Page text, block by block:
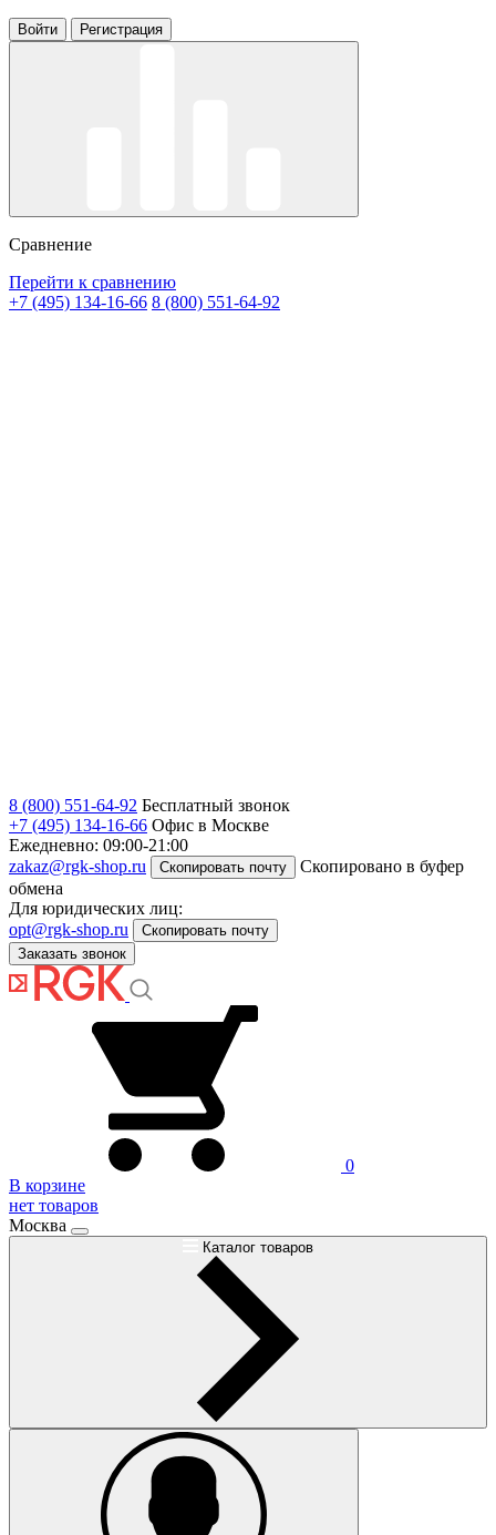
Войти Регистрация
Сравнение
Перейти к сравнению
+7 (495) 134-16-66 8 (800) 551-64-92
8 (800) 551-64-92 Бесплатный звонок
+7 (495) 134-16-66 Офис в Москве
Ежедневно: 09:00-21:00
zakaz@rgk-shop.ru
Скопировать почту
Скопировано в буфер
обмена
Для юридических лиц:
opt@rgk-shop.ru
Скопировать почту
Заказать звонок
0
В корзине
нет товаров
Москва
Каталог товаров